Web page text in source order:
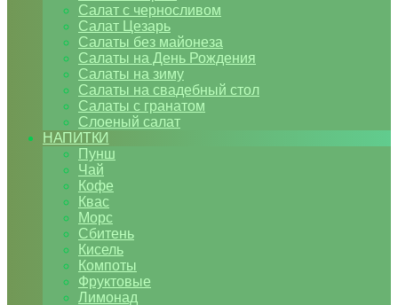
Салат с черносливом
Салат Цезарь
Салаты без майонеза
Салаты на День Рождения
Салаты на зиму
Салаты на свадебный стол
Салаты с гранатом
Слоеный салат
НАПИТКИ
Пунш
Чай
Кофе
Квас
Морс
Сбитень
Кисель
Компоты
Фруктовые
Лимонад